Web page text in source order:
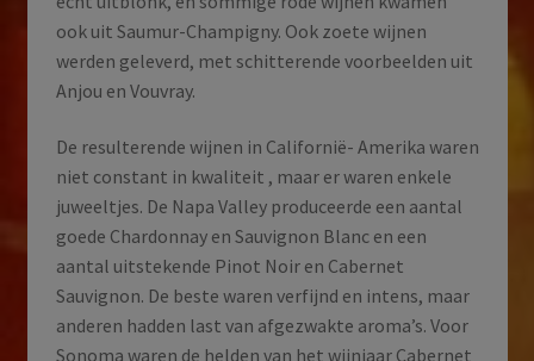
ook uit Saumur-Champigny. Ook zoete wijnen
werden geleverd, met schitterende voorbeelden uit
Anjou en Vouvray.
De resulterende wijnen in Californië- Amerika waren
niet constant in kwaliteit , maar er waren enkele
juweeltjes. De Napa Valley produceerde een aantal
goede Chardonnay en Sauvignon Blanc en een
aantal uitstekende Pinot Noir en Cabernet
Sauvignon. De beste waren verfijnd en intens, maar
anderen hadden last van afgezwakte aroma’s. Voor
Sonoma waren de helden van het wijnjaar Cabernet